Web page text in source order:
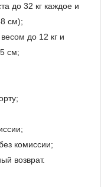
до 32 кг каждое и
см);
до 12 кг и
см;
комиссии;
возврат.